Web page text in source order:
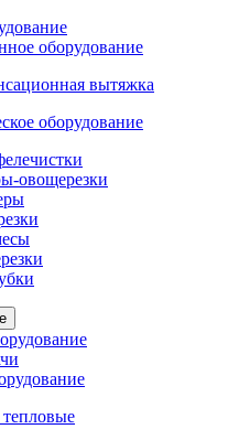
оборудование
вытяжка
оборудование
овощерезки